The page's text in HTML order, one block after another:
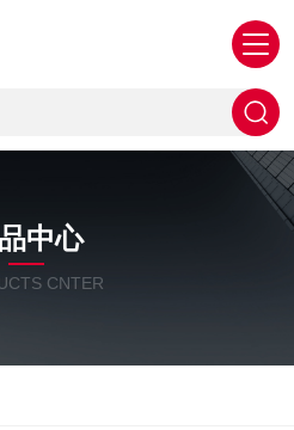
中心
CNTER